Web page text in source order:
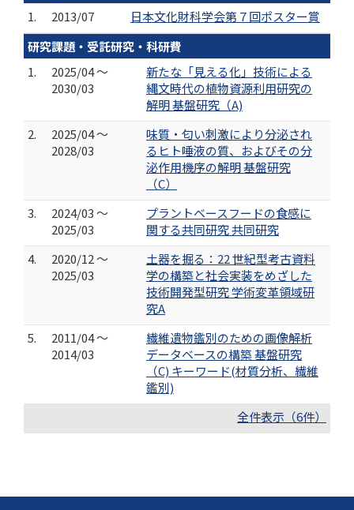
1.
2013/07
日本文化財科学会第７回ポスター賞
研究課題・受託研究・科研費
1.
2025/04 ～
2030/03
新たな「見える化」技術による
縄文時代の植物資源利用研究の
解明 基盤研究（A)
2.
2025/04 ～
2028/03
味質・匂い刺激により分泌され
るヒト唾液の質、およびその分
泌作用機序の解明 基盤研究
（C）
3.
2024/03 ～
2025/03
プラントベースフードの食感に
関する共同研究 共同研究
4.
2020/12 ～
2025/03
土器を掘る：22 世紀型考古資料
学の構築と社会実装をめざした
技術開発型研究 学術変革領域研
究A
5.
2011/04 ～
2014/03
繊維遺物鑑別のための画像解析
データベースの構築 基盤研究
（C) キーワード(材質分析、繊維
鑑別)
全件表示（6件）